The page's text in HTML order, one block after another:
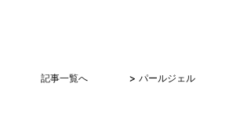
記事一覧へ >パールジェル